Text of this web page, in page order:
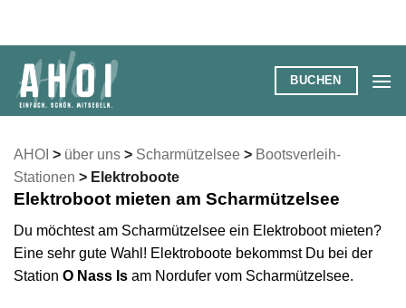
springen
BUCHEN
AHOI > über uns > Scharmützelsee > Bootsverleih-
Stationen > Elektroboote
Elektroboot mieten am Scharmützelsee
Du möchtest am Scharmützelsee ein Elektroboot mieten?
Eine sehr gute Wahl! Elektroboote bekommst Du bei der
Station O Nass Is am Nordufer vom Scharmützelsee.